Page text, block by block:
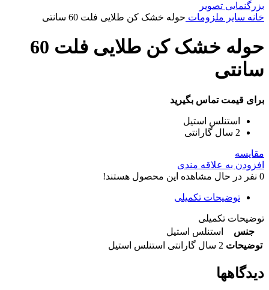
بزرگنمایی تصویر
خانه سایر ملزومات حوله خشک کن طلایی فلت 60 سانتی
حوله خشک کن طلایی فلت 60
سانتی
برای قیمت تماس بگیرید
استنلس استیل
2 سال گارانتی
مقایسه
افزودن به علاقه مندی
0 نفر در حال مشاهده این محصول هستند!
توضیحات تکمیلی
توضیحات تکمیلی
جنس
استنلس استیل
توضیحات 2 سال گارانتی استنلس استیل
دیدگاهها